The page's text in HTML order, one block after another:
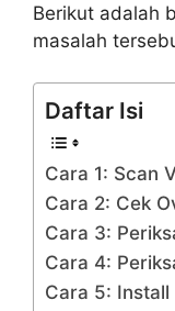
Berikut adalah
masalah
Daftar Isi
Cara 1: Scan
Cara 2: Cek
Cara 3:
Cara 4:
Cara 5: